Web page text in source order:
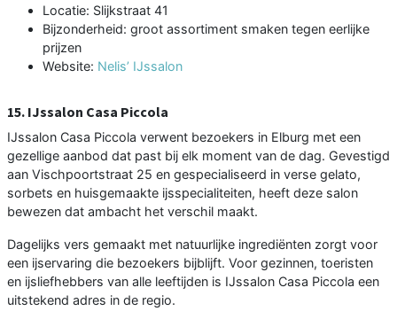
Locatie: Slijkstraat 41
Bijzonderheid: groot assortiment smaken tegen eerlijke
prijzen
Website: Nelis’ IJssalon
15. IJssalon Casa Piccola
IJssalon Casa Piccola verwent bezoekers in Elburg met een
gezellige aanbod dat past bij elk moment van de dag. Gevestigd
aan Vischpoortstraat 25 en gespecialiseerd in verse gelato,
sorbets en huisgemaakte ijsspecialiteiten, heeft deze salon
bewezen dat ambacht het verschil maakt.
Dagelijks vers gemaakt met natuurlijke ingrediënten zorgt voor
een ijservaring die bezoekers bijblijft. Voor gezinnen, toeristen
en ijsliefhebbers van alle leeftijden is IJssalon Casa Piccola een
uitstekend adres in de regio.